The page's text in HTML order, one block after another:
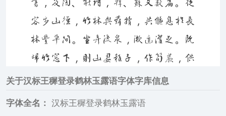
关于汉标王穉登录鹤林玉露语字体字库信息
字体全名： 汉标王穉登录鹤林玉露语